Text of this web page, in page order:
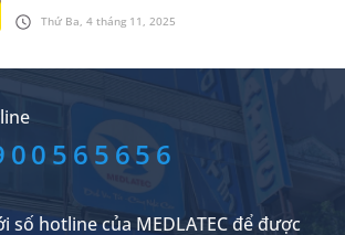
Thứ Ba, 4 tháng 11, 2025
thấy khó chịu, thị lực ít nhiều bị ảnh hưởng.
Ngoài điều trị bằng thuốc theo hướng dẫn của
đau mắt đỏ nhanh nhất theo kinh nghiệm
chữa trị này không?
số hotline của MEDLATEC để được